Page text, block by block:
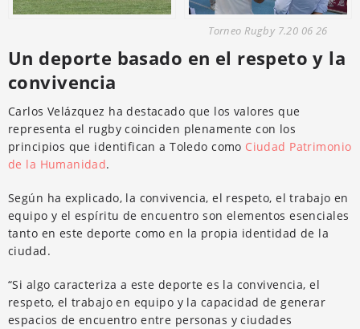
Torneo Rugby 7.20 06 26
Un deporte basado en el respeto y la
convivencia
Carlos Velázquez ha destacado que los valores que
representa el rugby coinciden plenamente con los
principios que identifican a Toledo como Ciudad Patrimonio
de la Humanidad.
Según ha explicado, la convivencia, el respeto, el trabajo en
equipo y el espíritu de encuentro son elementos esenciales
tanto en este deporte como en la propia identidad de la
ciudad.
“Si algo caracteriza a este deporte es la convivencia, el
respeto, el trabajo en equipo y la capacidad de generar
espacios de encuentro entre personas y ciudades